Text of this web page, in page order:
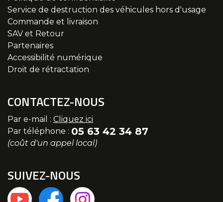
Service de destruction des véhicules hors d'usage
Commande et livraison
SAV et Retour
Partenaires
Accessibilité numérique
Droit de rétractation
CONTACTEZ-NOUS
Par e-mail : Cliquez ici
Par téléphone : 05 63 42 34 87
(coût d'un appel local)
SUIVEZ-NOUS